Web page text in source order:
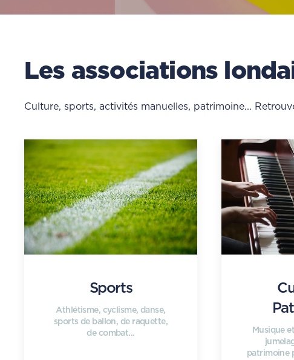
Les associations
Culture, sports, activités manuelles, patrimoine...
Sports
Athlétisme, cyclisme, danse,
sports de ballon, de raquette,
de combat...
Musique
patrimoine